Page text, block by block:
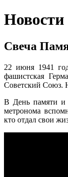
Новости
Свеча
22 июня 1941
фашистская
Советский Союз.
В День памяти и
метронома
кто отдал свои